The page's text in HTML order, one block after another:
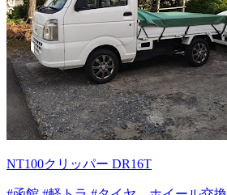
NT100クリッパー DR16T